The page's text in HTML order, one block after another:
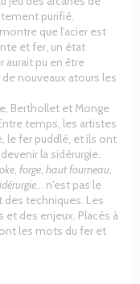
purifié.
que l'acier est
et fer, un état
aurait pu en être
nouveaux atours les
Berthollet et Monge
temps, les artistes
le fer puddlé, et ils ont
la sidérurgie.
forge haut fourneau
... n'est pas le
techniques. Les
des enjeux. Placés à
les mots du fer et